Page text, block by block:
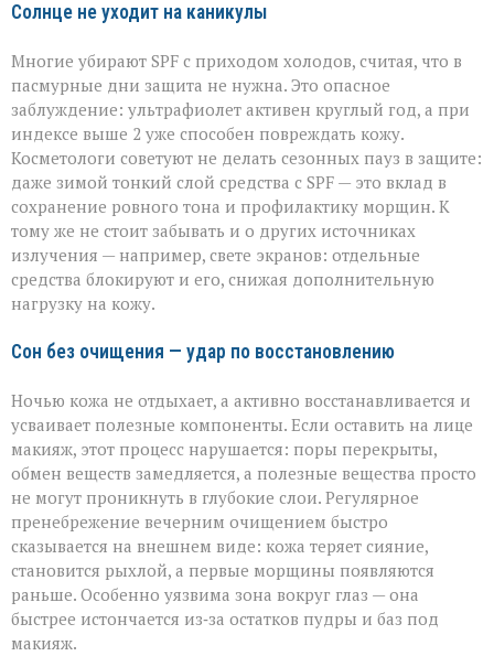
Солнце не уходит на каникулы
Многие убирают SPF с приходом холодов, считая, что в
пасмурные дни защита не нужна. Это опасное
заблуждение: ультрафиолет активен круглый год, а при
индексе выше 2 уже способен повреждать кожу.
Косметологи советуют не делать сезонных пауз в защите:
даже зимой тонкий слой средства с SPF — это вклад в
сохранение ровного тона и профилактику морщин. К
тому же не стоит забывать и о других источниках
излучения — например, свете экранов: отдельные
средства блокируют и его, снижая дополнительную
нагрузку на кожу.
Сон без очищения — удар по восстановлению
Ночью кожа не отдыхает, а активно восстанавливается и
усваивает полезные компоненты. Если оставить на лице
макияж, этот процесс нарушается: поры перекрыты,
обмен веществ замедляется, а полезные вещества просто
не могут проникнуть в глубокие слои. Регулярное
пренебрежение вечерним очищением быстро
сказывается на внешнем виде: кожа теряет сияние,
становится рыхлой, а первые морщины появляются
раньше. Особенно уязвима зона вокруг глаз — она
быстрее истончается из‑за остатков пудры и баз под
макияж.